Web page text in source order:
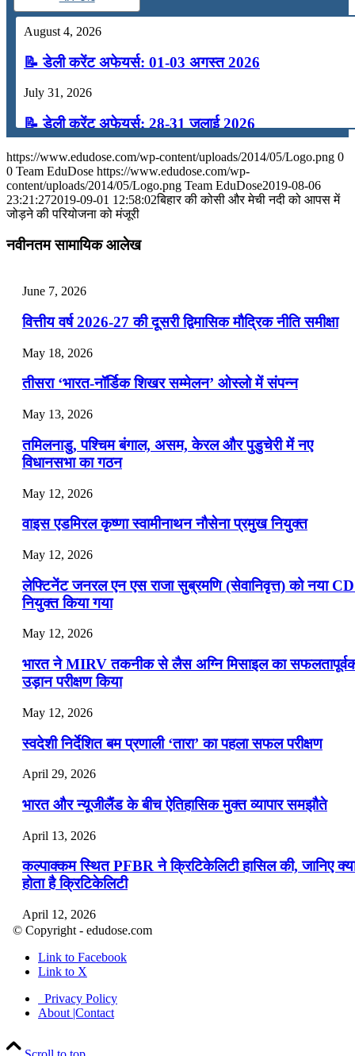
August 4, 2026
📝 डेली करेंट अफेयर्स: 01-03 अगस्त 2026
July 31, 2026
📝 डेली करेंट अफेयर्स: 28-31 जुलाई 2026
July 28, 2026
📝 डेली करेंट अफेयर्स: 25-27 जुलाई 2026
July 25, 2026
📝 डेली करेंट अफेयर्स: 22-24 जुलाई 2026
https://www.edudose.com/wp-content/uploads/2014/05/Logo.png 0
0 Team EduDose https://www.edudose.com/wp-
content/uploads/2014/05/Logo.png Team EduDose2019-08-06
23:21:272019-09-01 12:58:02बिहार की कोसी और मेची नदी को आपस में
जोड़ने की परियोजना को मंजूरी
नवीनतम सामायिक आलेख
June 7, 2026
वित्तीय वर्ष 2026-27 की दूसरी द्विमासिक मौद्रिक नीति समीक्षा
May 18, 2026
तीसरा ‘भारत-नॉर्डिक शिखर सम्मेलन’ ओस्लो में संपन्न
May 13, 2026
तमिलनाडु, पश्चिम बंगाल, असम, केरल और पुडुचेरी में नए
विधानसभा का गठन
May 12, 2026
वाइस एडमिरल कृष्णा स्वामीनाथन नौसेना प्रमुख नियुक्त
May 12, 2026
लेफ्टिनेंट जनरल एन एस राजा सुब्रमणि (सेवानिवृत्त) को नया
नियुक्त किया गया
May 12, 2026
भारत ने MIRV तकनीक से लैस अग्नि मिसाइल का
उड़ान परीक्षण किया
May 12, 2026
स्वदेशी निर्देशित बम प्रणाली ‘तारा’ का पहला सफल परीक्षण
April 29, 2026
भारत और न्यूजीलैंड के बीच ऐतिहासिक मुक्त व्यापार समझौते
April 13, 2026
कल्पाक्कम स्थित PFBR ने क्रिटिकेलिटी हासिल की, जानिए
होता है क्रिटिकेलिटी
April 12, 2026
April 9, 2026
नासा का आर्टेमिस-2 मिशन: मनुष्य एक बार फिर से चंद्रमा के
पहुंचा
© Copyright - edudose.com
Link to Facebook
Link to X
Privacy Policy
About |Contact